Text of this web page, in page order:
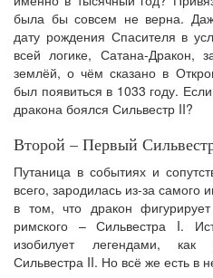
была бы совсем не верна.
дату рождения Спасителя в
всей логике, Сатана-Дракон,
землёй, о чём сказано в
был появиться в 1033 году.
дракона боялся Сильвестр II?
Второй – Первый
Путаница в событиях и
всего, зародилась из-за
в том, что дракон
римского – Сильвестра I.
изобилует легендами, как
Сильвестра II. Но всё же есть в